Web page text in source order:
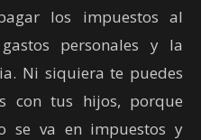
los impuestos al
personales y la
Ni siquiera te puedes
con tus hijos, porque
se va en impuestos y